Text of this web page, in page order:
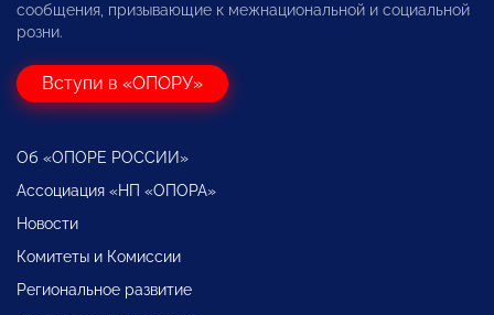
сообщения, призывающие к межнациональной и социальной
розни.
Вступи в «ОПОРУ»
Об «ОПОРЕ РОССИИ»
Ассоциация «НП «ОПОРА»
Новости
Комитеты и Комиссии
Региональное развитие